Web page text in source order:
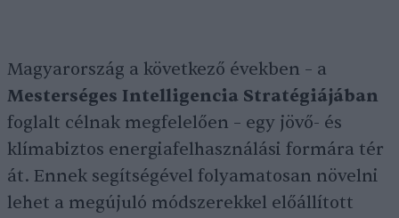
Magyarország a következő években – a
Mesterséges Intelligencia Stratégiájában
foglalt célnak megfelelően – egy jövő- és
klímabiztos energiafelhasználási formára tér
át. Ennek segítségével folyamatosan növelni
lehet a megújuló módszerekkel előállított